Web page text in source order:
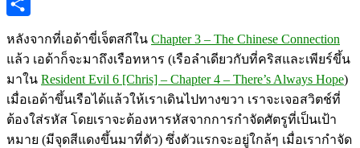
Copy
หลังจากที่เอด้าขี่เจ็ตสกีใน Chapter 3 – The Chinese Connection
แล้ว เอด้าก็จะมาถึงเรือทหาร (เรือลำเดียวกับที่คริสและเพียร์ขึ้น
มาใน Resident Evil 6 [Chris] – Chapter 4 – There’s Always Hope)
เมื่อเอด้าขึ้นเรือได้แล้วให้เราเดินไปทางขวา เราจะเจอสวิตช์ที่
ต้องใส่รหัส โดยเราจะต้องหารหัสจากการกำจัดศัตรูที่เป็นเป้า
หมาย (มีจุดสีแดงขึ้นมาที่ตัว) ซึ่งตัวแรกจะอยู่ใกล้ๆ เมื่อเรากำจัด